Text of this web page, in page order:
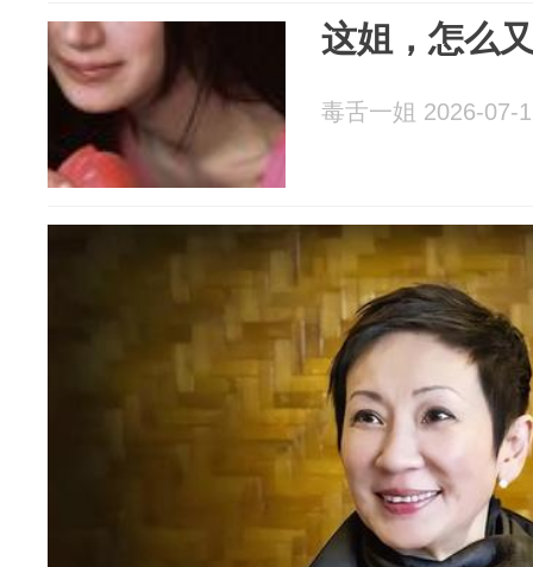
这姐，怎么
毒舌一姐 2026-07-